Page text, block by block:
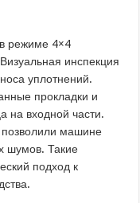
режиме 4×4
инспекция
уплотнений.
прокладки и
на входной части.
позволили машине
шумов. Такие
подход к